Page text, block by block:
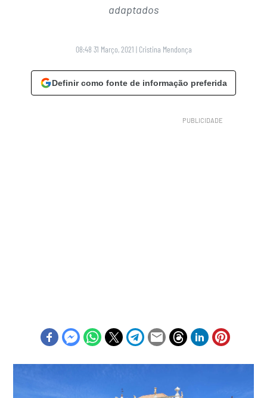
adaptados
08:48 31 Março, 2021 | Cristina Mendonça
Definir como fonte de informação preferida